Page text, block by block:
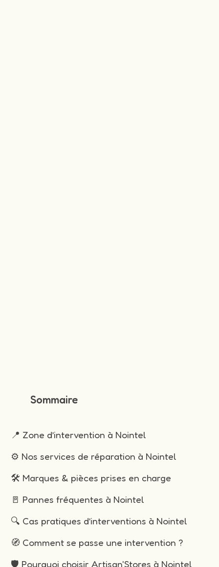
Sommaire
📍 Zone d’intervention à Nointel
⚙️ Nos services de réparation à Nointel
🛠️ Marques & pièces prises en charge
🚪 Pannes fréquentes à Nointel
🔍 Cas pratiques d’interventions à Nointel
🧭 Comment se passe une intervention ?
🛡️ Pourquoi choisir Artisan'Stores à Nointel